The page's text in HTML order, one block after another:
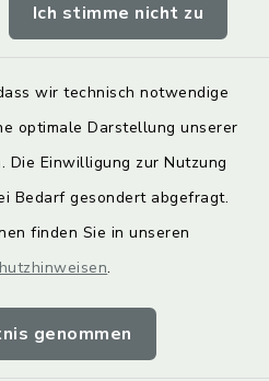
Ich stimme nicht zu
wir technisch notwendige
optimale Darstellung unserer
Die Einwilligung zur Nutzung
Bedarf gesondert abgefragt.
finden Sie in unseren
.
genommen